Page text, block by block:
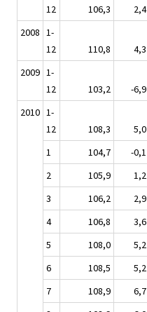
12
106,3 2,4
2008 1-
12
110,8 4,3
2009 1-
12
103,2 -6,9
2010 1-
12
108,3 5,0
1
104,7 -0,1
2
105,9 1,2
3
106,2 2,9
4
106,8 3,6
5
108,0 5,2
6
108,5 5,2
7
108,9 6,7